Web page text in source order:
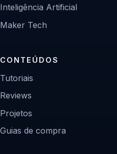
Inteligência Artificial
Maker Tech
CONTEÚDOS
Tutoriais
Reviews
Projetos
Guias de compra